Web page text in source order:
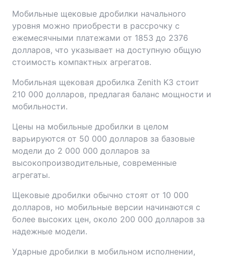
Мобильные щековые дробилки начального
уровня можно приобрести в рассрочку с
ежемесячными платежами от 1853 до 2376
долларов, что указывает на доступную общую
стоимость компактных агрегатов.
Мобильная щековая дробилка Zenith K3 стоит
210 000 долларов, предлагая баланс мощности и
мобильности.
Цены на мобильные дробилки в целом
варьируются от 50 000 долларов за базовые
модели до 2 000 000 долларов за
высокопроизводительные, современные
агрегаты.
Щековые дробилки обычно стоят от 10 000
долларов, но мобильные версии начинаются с
более высоких цен, около 200 000 долларов за
надежные модели.
Ударные дробилки в мобильном исполнении,